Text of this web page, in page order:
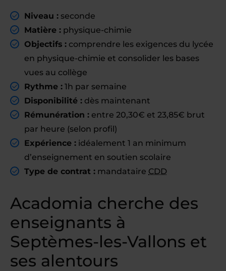
Niveau : seconde
Matière : physique-chimie
Objectifs : comprendre les exigences du lycée
en physique-chimie et consolider les bases
vues au collège
Rythme : 1h par semaine
Disponibilité : dès maintenant
Rémunération : entre 20,30€ et 23,85€ brut
par heure (selon profil)
Expérience : idéalement 1 an minimum
d’enseignement en soutien scolaire
Type de contrat : mandataire CDD
Acadomia cherche des
enseignants à
Septèmes-les-Vallons et
ses alentours